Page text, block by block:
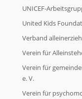
UNICEF-
United Kids
Verband
Verein für
Verein für
e. V.
Verein für